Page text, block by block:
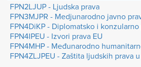
FPN2LJUP - Ljudska prava
FPN3MJPR - Medjunarodno javno
FPN4DiKP - Diplomatsko i konzularno
FPN4IPEU - Izvori prava EU
FPN4MHP - Međunarodno
FPN4ZLJPEU - Zaštita ljudskih prava u